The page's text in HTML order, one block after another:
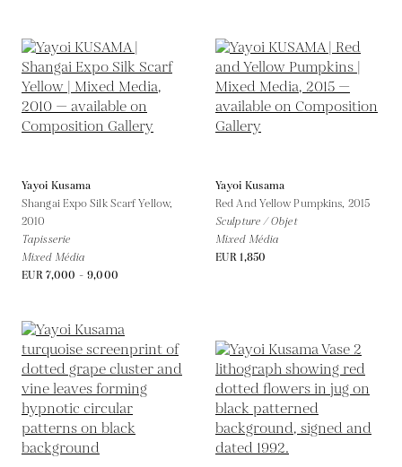
Yayoi Kusama
Shangai Expo Silk Scarf Yellow,
2010
Tapisserie
Mixed Média
EUR 7,000 - 9,000
Yayoi Kusama
Red And Yellow Pumpkins, 2015
Sculpture / Objet
Mixed Média
EUR 1,850